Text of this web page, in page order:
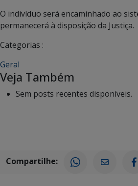
O indivíduo será encaminhado ao
permanecerá à disposição da Justiça.
Categorias :
Geral
Veja Também
Sem posts recentes disponíveis.
Compartilhe: